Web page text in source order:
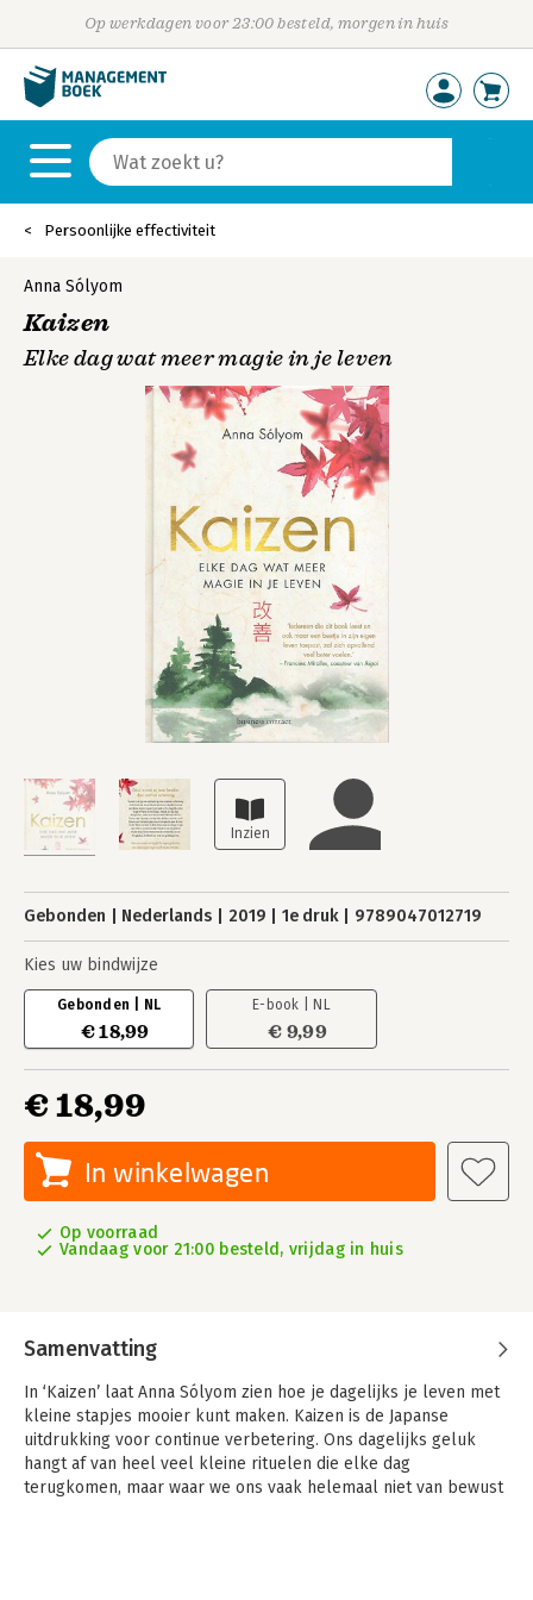
Op werkdagen voor 23:00 besteld, morgen in huis
Persoonlijke effectiviteit
Anna Sólyom
Kaizen
Elke dag wat meer magie in je leven
Gebonden Nederlands 2019 1e druk 9789047012719
Kies uw bindwijze
Gebonden | NL
€ 18,99
E-book | NL
€ 9,99
€ 18,99
In winkelwagen
Op voorraad
Vandaag voor 21:00 besteld, vrijdag in huis
Samenvatting
In ‘Kaizen’ laat Anna Sólyom zien hoe je dagelijks je leven met
kleine stapjes mooier kunt maken. Kaizen is de Japanse
uitdrukking voor continue verbetering. Ons dagelijks geluk
hangt af van heel veel kleine rituelen die elke dag
terugkomen, maar waar we ons vaak helemaal niet van bewust